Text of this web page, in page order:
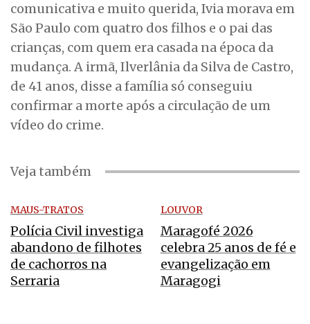
comunicativa e muito querida, Ivia morava em
São Paulo com quatro dos filhos e o pai das
crianças, com quem era casada na época da
mudança. A irmã, Ilverlânia da Silva de Castro,
de 41 anos, disse a família só conseguiu
confirmar a morte após a circulação de um
vídeo do crime.
Veja também
MAUS-TRATOS
Polícia Civil investiga
abandono de filhotes
de cachorros na
Serraria
LOUVOR
Maragofé 2026
celebra 25 anos de fé e
evangelização em
Maragogi